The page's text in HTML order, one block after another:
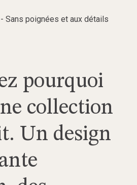
pourquoi
collection
Un design